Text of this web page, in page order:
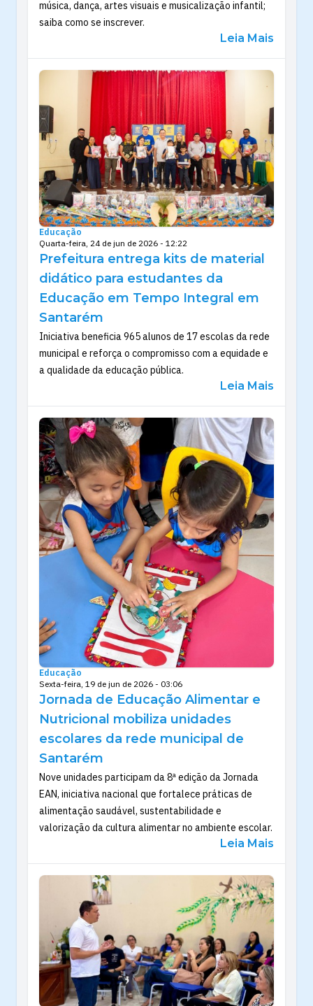
música, dança, artes visuais e musicalização infantil;
saiba como se inscrever.
Leia Mais
Educação
Quarta-feira, 24 de jun de 2026 - 12:22
Prefeitura entrega kits de material
didático para estudantes da
Educação em Tempo Integral em
Santarém
Iniciativa beneficia 965 alunos de 17 escolas da rede
municipal e reforça o compromisso com a equidade e
a qualidade da educação pública.
Leia Mais
Educação
Sexta-feira, 19 de jun de 2026 - 03:06
Jornada de Educação Alimentar e
Nutricional mobiliza unidades
escolares da rede municipal de
Santarém
Nove unidades participam da 8ª edição da Jornada
EAN, iniciativa nacional que fortalece práticas de
alimentação saudável, sustentabilidade e
valorização da cultura alimentar no ambiente escolar.
Leia Mais